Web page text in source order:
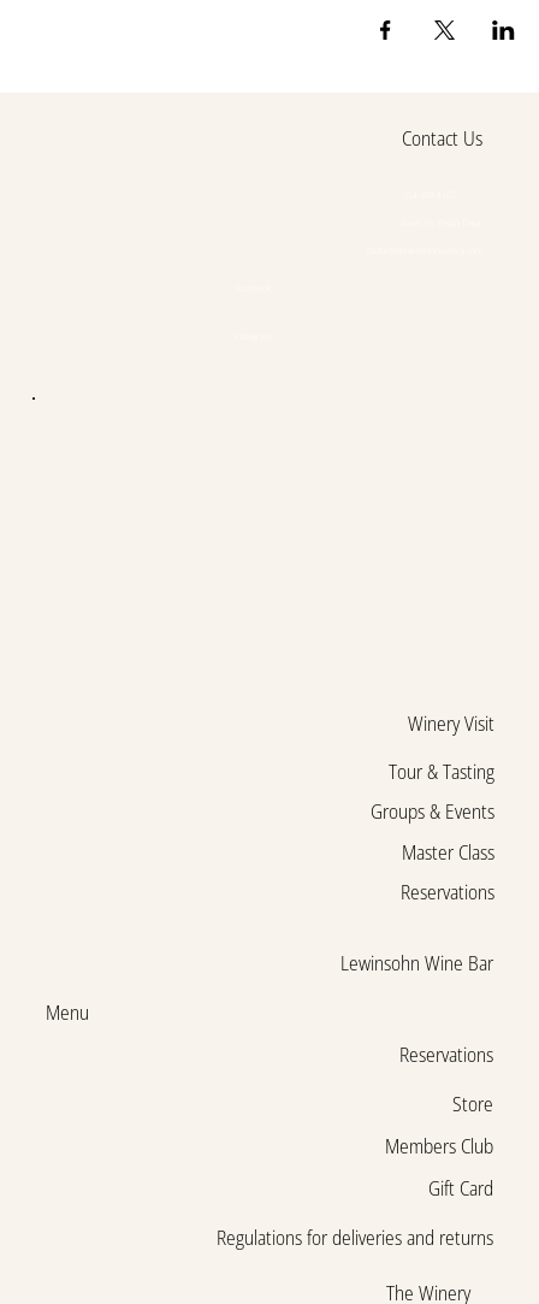
Contact Us
The Winery
Winery Visit
Tour & Tasting
Groups & Events
Master Class
Reservations
Lewinsohn Wine Bar
Menu
Reservations
Store
Gift Card
Members Club
Regulations for deliveries and returns